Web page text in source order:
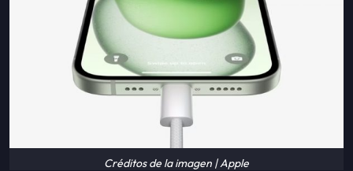
Créditos de la imagen | Apple